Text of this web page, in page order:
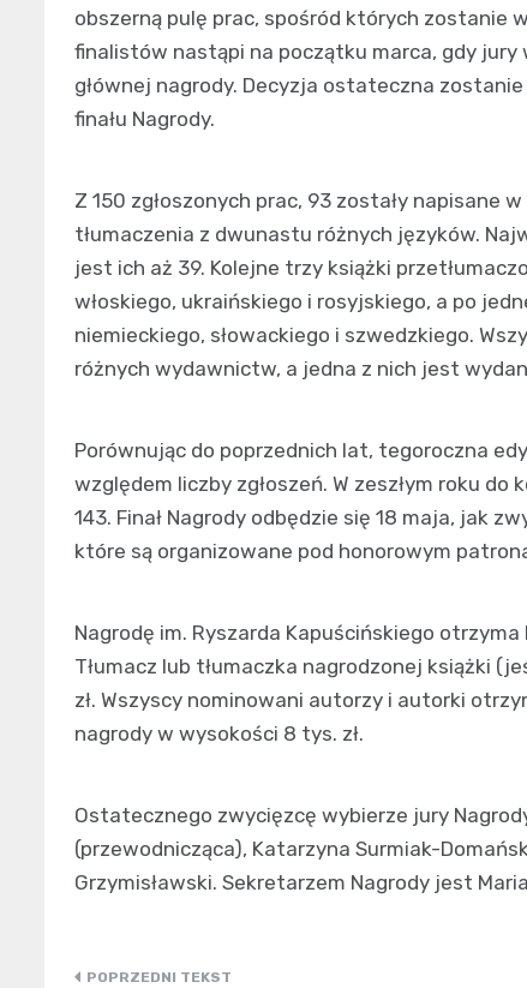
obszerną pulę prac, spośród których zostanie
finalistów nastąpi na początku marca, gdy
głównej nagrody. Decyzja ostateczna
finału Nagrody.
Z 150 zgłoszonych prac, 93 zostały napisane
tłumaczenia z dwunastu różnych języków.
jest ich aż 39. Kolejne trzy książki
włoskiego, ukraińskiego i rosyjskiego, a po
niemieckiego, słowackiego i szwedzkiego.
różnych wydawnictw, a jedna z nich jest
Porównując do poprzednich lat, tegoroczna
względem liczby zgłoszeń. W zeszłym roku
143. Finał Nagrody odbędzie się 18 maja, jak
które są organizowane pod honorowym
Nagrodę im. Ryszarda Kapuścińskiego
Tłumacz lub tłumaczka nagrodzonej książki
zł. Wszyscy nominowani autorzy i autorki
nagrody w wysokości 8 tys. zł.
Ostatecznego zwycięzcę wybierze jury
(przewodnicząca), Katarzyna Surmiak-
Grzymisławski. Sekretarzem Nagrody jest